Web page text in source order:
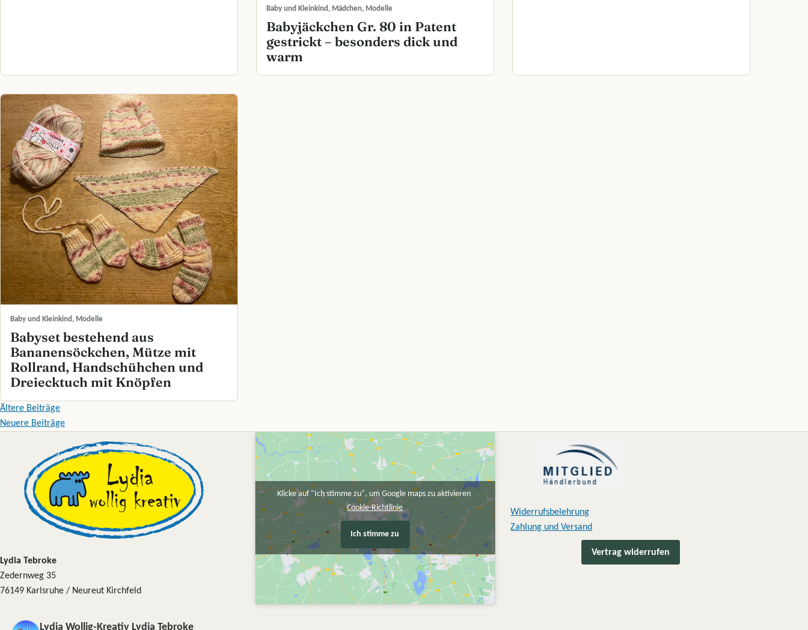
Baby und Kleinkind, Mädchen, Modelle
Babyjäckchen Gr. 80 in Patent
gestrickt – besonders dick und
warm
Baby und Kleinkind, Modelle
Babyset bestehend aus
Bananensöckchen, Mütze mit
Rollrand, Handschühchen und
Dreiecktuch mit Knöpfen
Beitragsnavigation
Ältere Beiträge
Neuere Beiträge
Lydia Tebroke
Zedernweg 35
76149 Karlsruhe / Neureut Kirchfeld
Lydia Wollig-Kreativ Lydia Tebroke
Klicke auf "Ich stimme zu", um Google maps zu aktivieren
Cookie-Richtlinie
Ich stimme zu
Widerrufsbelehrung
Zahlung und Versand
Vertrag widerrufen